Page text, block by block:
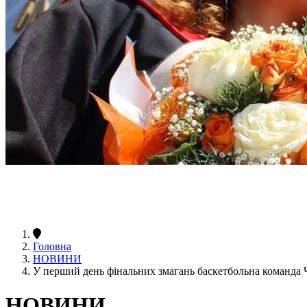
Головна
НОВИНИ
У перший день фінальних змагань баскетбольна